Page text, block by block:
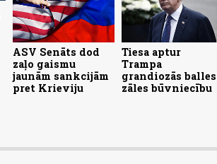
ASV Senāts dod
zaļo gaismu
jaunām sankcijām
pret Krieviju
Tiesa aptur
Trampa
grandiozās balles
zāles būvniecību